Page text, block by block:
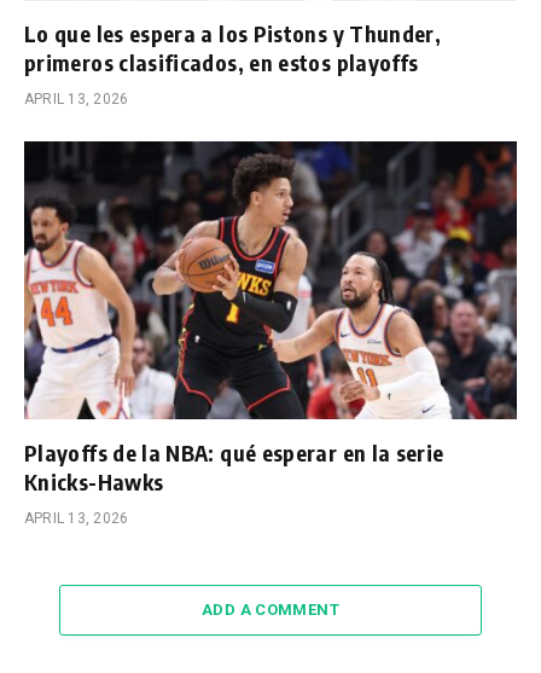
Lo que les espera a los Pistons y Thunder,
primeros clasificados, en estos playoffs
APRIL 13, 2026
Playoffs de la NBA: qué esperar en la serie
Knicks-Hawks
APRIL 13, 2026
ADD A COMMENT